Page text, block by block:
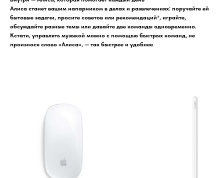
Алиса станет вашим напарником в делах и развлечениях: поручайте ей
бытовые задачи, просите советов или рекомендаций⁷, играйте,
обсуждайте разные темы или давайте две команды одновременно.
Кстати, управлять музыкой можно с помощью быстрых команд, не
произнося слово «Алиса», — так быстрее и удобнее.